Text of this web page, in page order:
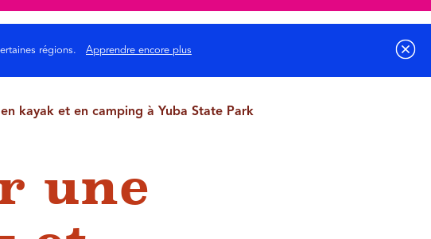
régions. Apprendre encore plus
kayak et en camping à Yuba State Park
une